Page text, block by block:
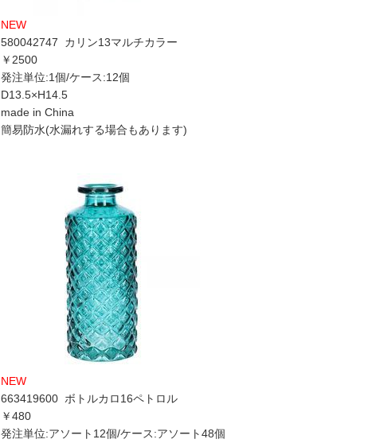
NEW
580042747 カリン13マルチカラー
￥2500
発注単位:1個/ケース:12個
D13.5×H14.5
made in China
簡易防水(水漏れする場合もあります)
NEW
663419600 ボトルカロ16ペトロル
￥480
発注単位:アソート12個/ケース:アソート48個